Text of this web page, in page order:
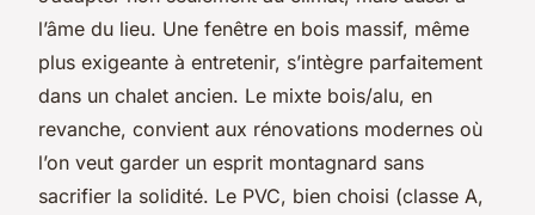
l’âme du lieu. Une fenêtre en bois massif, même
plus exigeante à entretenir, s’intègre parfaitement
dans un chalet ancien. Le mixte bois/alu, en
revanche, convient aux rénovations modernes où
l’on veut garder un esprit montagnard sans
sacrifier la solidité. Le PVC, bien choisi (classe A,